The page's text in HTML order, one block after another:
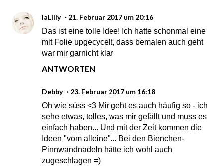
laLilly
21. Februar 2017 um 20:16
Das ist eine tolle Idee! Ich hatte schonmal eine
mit Folie upgecycelt, dass bemalen auch geht
war mir garnicht klar
ANTWORTEN
Debby
23. Februar 2017 um 16:18
Oh wie süss <3 Mir geht es auch häufig so - ich
sehe etwas, tolles, was mir gefällt und muss es
einfach haben... Und mit der Zeit kommen die
Ideen "vom alleine"... Bei den Bienchen-
Pinnwandnadeln hätte ich wohl auch
zugeschlagen =)